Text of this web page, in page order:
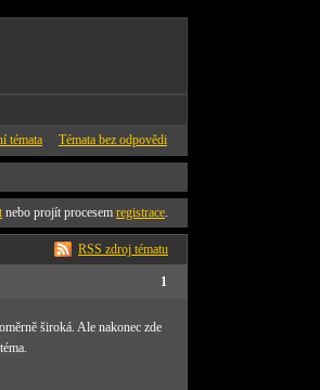
témata Témata bez odpovědi
nebo projít procesem registrace
RSS zdroj tématu
1
široká. Ale nakonec zde